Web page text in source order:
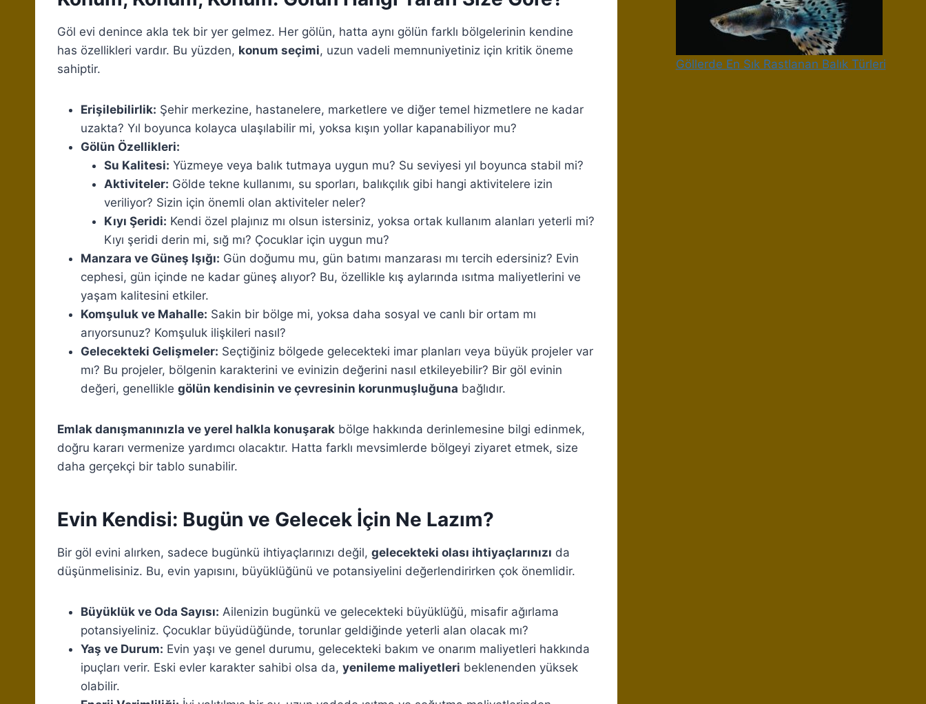
Göl evi denince akla tek bir yer gelmez. Her gölün, hatta aynı gölün farklı bölgelerinin kendine
has özellikleri vardır. Bu yüzden, konum seçimi, uzun vadeli memnuniyetiniz için kritik öneme
sahiptir.
Erişilebilirlik: Şehir merkezine, hastanelere, marketlere ve diğer temel hizmetlere ne kadar
uzakta? Yıl boyunca kolayca ulaşılabilir mi, yoksa kışın yollar kapanabiliyor mu?
Gölün Özellikleri:
Su Kalitesi: Yüzmeye veya balık tutmaya uygun mu? Su seviyesi yıl boyunca stabil mi?
Aktiviteler: Gölde tekne kullanımı, su sporları, balıkçılık gibi hangi aktivitelere izin
veriliyor? Sizin için önemli olan aktiviteler neler?
Kıyı Şeridi: Kendi özel plajınız mı olsun istersiniz, yoksa ortak kullanım alanları yeterli mi?
Kıyı şeridi derin mi, sığ mı? Çocuklar için uygun mu?
Manzara ve Güneş Işığı: Gün doğumu mu, gün batımı manzarası mı tercih edersiniz? Evin
cephesi, gün içinde ne kadar güneş alıyor? Bu, özellikle kış aylarında ısıtma maliyetlerini ve
yaşam kalitesini etkiler.
Komşuluk ve Mahalle: Sakin bir bölge mi, yoksa daha sosyal ve canlı bir ortam mı
arıyorsunuz? Komşuluk ilişkileri nasıl?
Gelecekteki Gelişmeler: Seçtiğiniz bölgede gelecekteki imar planları veya büyük projeler var
mı? Bu projeler, bölgenin karakterini ve evinizin değerini nasıl etkileyebilir? Bir göl evinin
değeri, genellikle gölün kendisinin ve çevresinin korunmuşluğuna bağlıdır.
Emlak danışmanınızla ve yerel halkla konuşarak bölge hakkında derinlemesine bilgi edinmek,
doğru kararı vermenize yardımcı olacaktır. Hatta farklı mevsimlerde bölgeyi ziyaret etmek, size
daha gerçekçi bir tablo sunabilir.
Evin Kendisi: Bugün ve Gelecek İçin Ne Lazım?
Bir göl evini alırken, sadece bugünkü ihtiyaçlarınızı değil, gelecekteki olası ihtiyaçlarınızı da
düşünmelisiniz. Bu, evin yapısını, büyüklüğünü ve potansiyelini değerlendirirken çok önemlidir.
Büyüklük ve Oda Sayısı: Ailenizin bugünkü ve gelecekteki büyüklüğü, misafir ağırlama
potansiyeliniz. Çocuklar büyüdüğünde, torunlar geldiğinde yeterli alan olacak mı?
Yaş ve Durum: Evin yaşı ve genel durumu, gelecekteki bakım ve onarım maliyetleri hakkında
ipuçları verir. Eski evler karakter sahibi olsa da, yenileme maliyetleri beklenenden yüksek
olabilir.
Göllerde En Sık Rastlanan Balık Türleri